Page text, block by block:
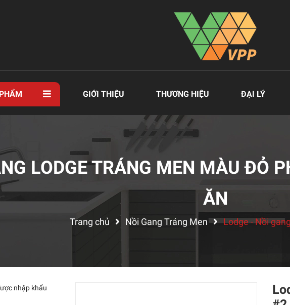
GIỚI THIỆU THƯƠNG HIỆU ĐẠI LÝ
LODGE TRÁNG MEN MÀU ĐỎ
ĂN
Trang chủ Nồi Gang Tráng Men Lodge - Nồi
nhập khẩu